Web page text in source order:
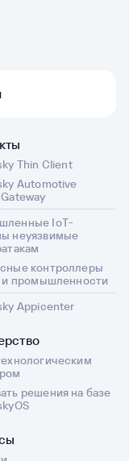
Thin Client
Automotive
IoT-
неуязвимые
контроллеры
и промышленности
Appicenter
решения на базе